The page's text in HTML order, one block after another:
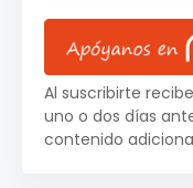
Al suscribirte
uno o dos días
contenido